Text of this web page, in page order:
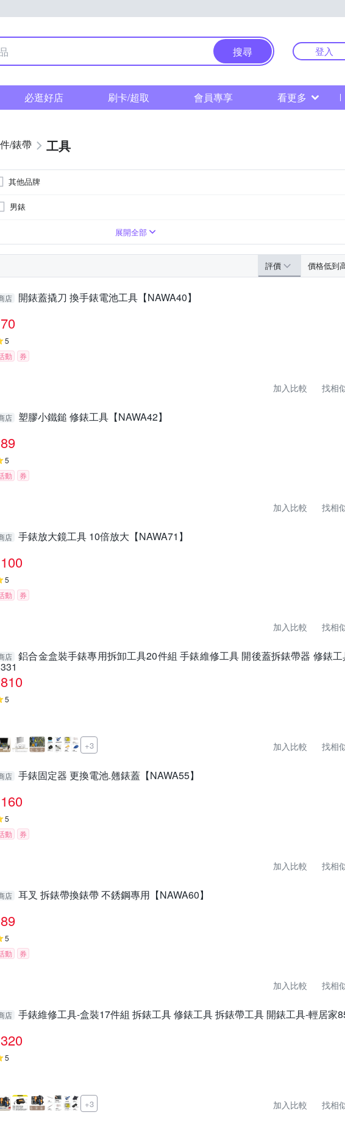
搜尋 登入
必逛好店 刷卡/超取 會員專享 看更多
/錶帶 工具
其他品牌
男錶
藍色系
藍色系
展開全部
評價 價格低到
店 開錶蓋撬刀 換手錶電池工具【NAWA40】
70
5
動
券
加入比較 找相
店 塑膠小鐵鎚 修錶工具【NAWA42】
89
5
動
券
加入比較 找相
店 手錶放大鏡工具 10倍放大【NAWA71】
100
5
動
券
加入比較 找相
店 鋁合金盒裝手錶專用拆卸工具20件組 手錶維修工具 開後蓋拆錶帶器 修錶
810
5
+3 加入比較 找相
店 手錶固定器 更換電池.翹錶蓋【NAWA55】
160
5
動
券
加入比較 找相
店 耳叉 拆錶帶換錶帶 不銹鋼專用【NAWA60】
89
5
動
券
加入比較 找相
店 手錶維修工具-盒裝17件組 拆錶工具 修錶工具 拆錶帶工具 開錶工具-輕居家
320
5
+3 加入比較 找相